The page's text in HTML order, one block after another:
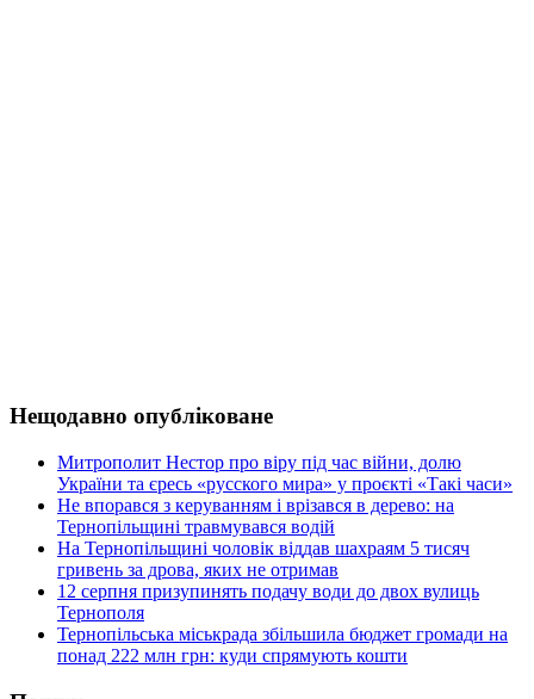
Нещодавно опубліковане
Митрополит Нестор про віру під час війни, долю
України та єресь «русского мира» у проєкті «Такі часи»
Не впорався з керуванням і врізався в дерево: на
Тернопільщині травмувався водій
На Тернопільщині чоловік віддав шахраям 5 тисяч
гривень за дрова, яких не отримав
12 серпня призупинять подачу води до двох вулиць
Тернополя
Тернопільська міськрада збільшила бюджет громади на
понад 222 млн грн: куди спрямують кошти